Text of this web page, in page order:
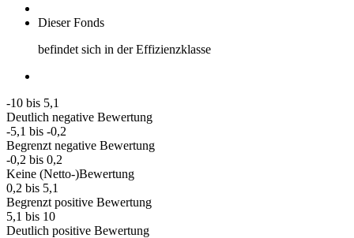
Dieser Fonds
befindet sich in der Effizienzklasse
-10 bis 5,1
Deutlich negative Bewertung
-5,1 bis -0,2
Begrenzt negative Bewertung
-0,2 bis 0,2
Keine (Netto-)Bewertung
0,2 bis 5,1
Begrenzt positive Bewertung
5,1 bis 10
Deutlich positive Bewertung